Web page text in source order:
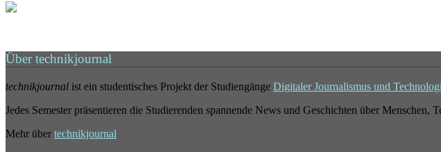
Über technikjournal
technikjournal ist ein studentisches Projekt der Studiengänge Digitaler Journalismus und
Jedes Semester präsentieren die Studierenden spannende News und Geschichten über
Mehr über technikjournal